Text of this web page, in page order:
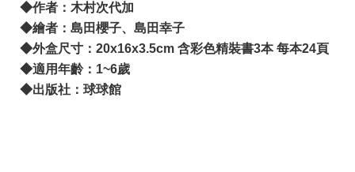
◆作者：木村次代加
◆繪者：島田櫻子、島田幸子​
◆外盒尺寸：20x16x3.5cm 含彩色精裝書3本 每本24頁
◆適用年齡：1~6歲
◆出版社：球球館